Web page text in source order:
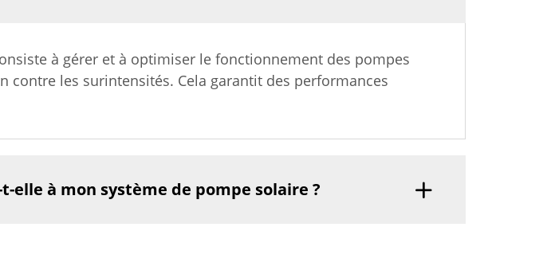
à gérer et à optimiser le fonctionnement des pompes
les surintensités. Cela garantit des performances
à mon système de pompe solaire ?